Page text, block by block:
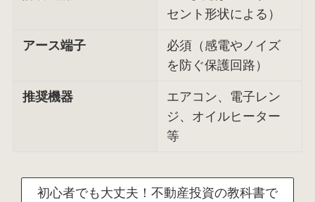
セント形状による）
アース端子
必須（感電やノイズ
を防ぐ保護回路）
推奨機器
エアコン、電子レン
ジ、オイルヒーター
等
初心者でも大丈夫！不動産投資の教科書で